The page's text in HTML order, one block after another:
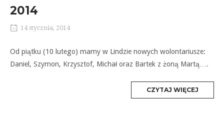
2014
14 stycznia, 2014
Od piątku (10 lutego) mamy w Lindzie nowych wolontariusze:
Daniel, Szymon, Krzysztof, Michał oraz Bartek z żoną Martą….
CZYTAJ WIĘCEJ